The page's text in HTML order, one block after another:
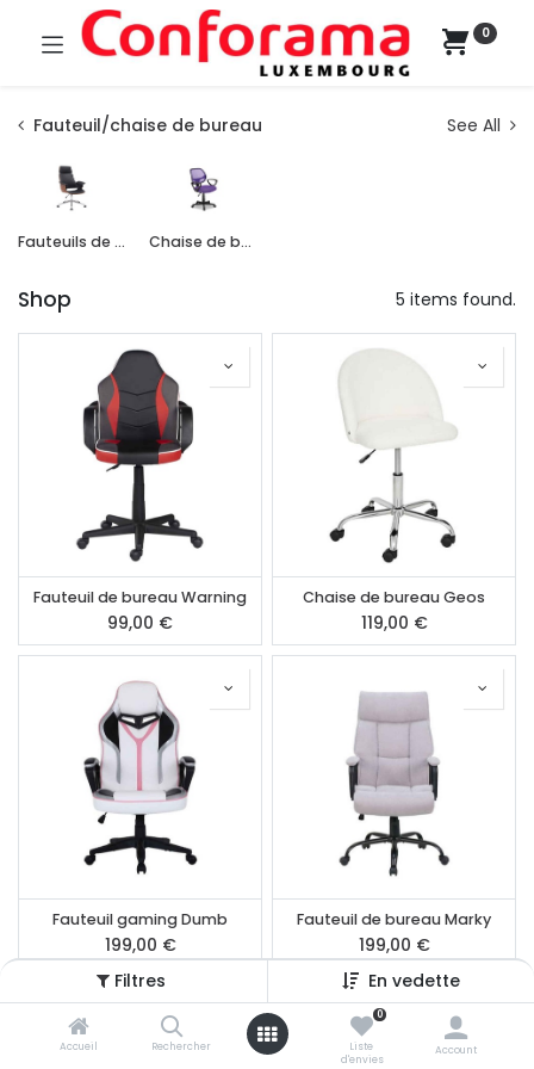
Filtres En vedette
Accueil Rechercher
0
Liste
d'envies
Account
0
Fauteuil/chaise de bureau See All
Fauteuils de bureau Chaise de bureau
Shop 5 items found.
Fauteuil de bureau Warning
99,00 €
Chaise de bureau Geos
119,00 €
Fauteuil gaming Dumb
199,00 €
Fauteuil de bureau Marky
199,00 €